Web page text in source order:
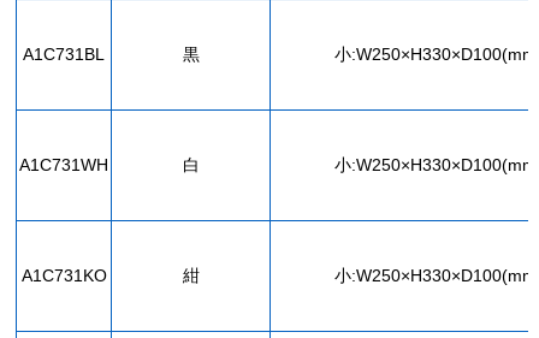
A1C731BL 黒 小
A1C731WH 白 小
A1C731KO 紺 小